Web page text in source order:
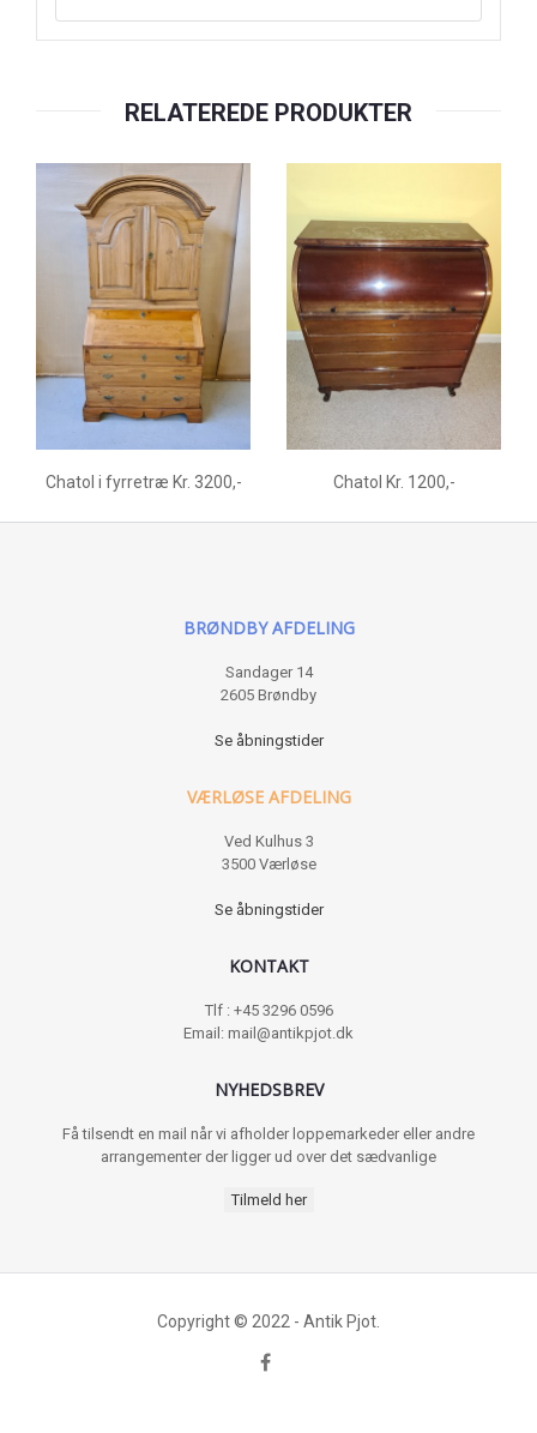
RELATEREDE PRODUKTER
Chatol i fyrretræ Kr. 3200,- Chatol Kr. 1200,-
BRØNDBY AFDELING
Sandager 14
2605 Brøndby
Se åbningstider
VÆRLØSE AFDELING
Ved Kulhus 3
3500 Værløse
Se åbningstider
KONTAKT
Tlf : +45 3296 0596
Email: mail@antikpjot.dk
NYHEDSBREV
Få tilsendt en mail når vi afholder loppemarkeder eller andre
arrangementer der ligger ud over det sædvanlige
Tilmeld her
Copyright © 2022 - Antik Pjot.